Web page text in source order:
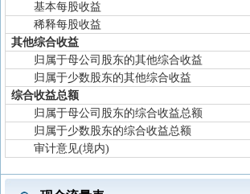
基本每股收益
稀释每股收益
其他综合收益
归属于母公司股东的其他综合收益
归属于少数股东的其他综合收益
综合收益总额
归属于母公司股东的综合收益总额
归属于少数股东的综合收益总额
审计意见(境内)